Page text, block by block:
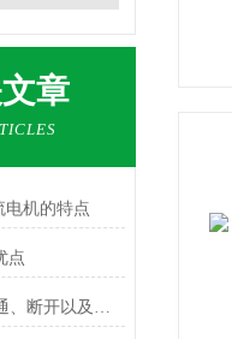
章
电机的特点
点
Behlke高压开关可以接通、断开以及保护电路